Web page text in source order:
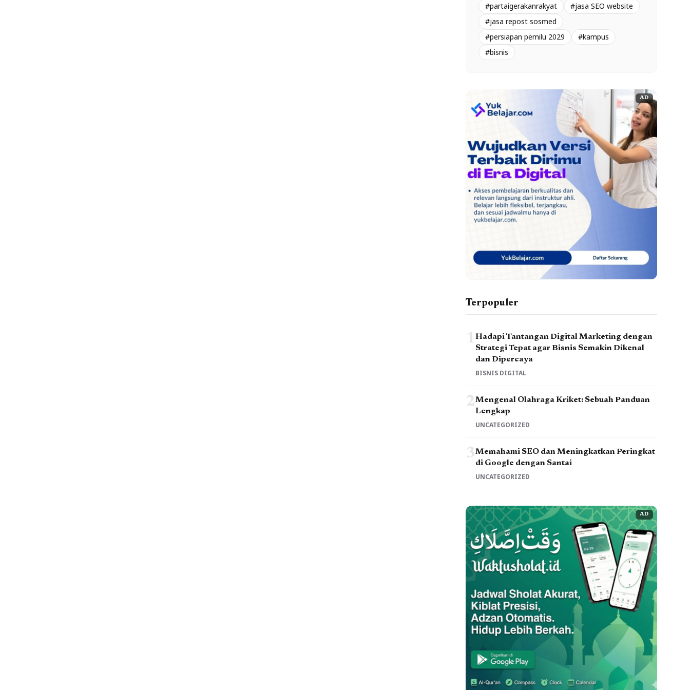
#partaigerakanrakyat
#jasa SEO website
#jasa repost sosmed
#persiapan pemilu 2029
#kampus
#bisnis
AD
Terpopuler
1Hadapi Tantangan Digital Marketing dengan
Strategi Tepat agar Bisnis Semakin Dikenal
dan Dipercaya
BISNIS DIGITAL
2Mengenal Olahraga Kriket: Sebuah Panduan
Lengkap
UNCATEGORIZED
3Memahami SEO dan Meningkatkan Peringkat
di Google dengan Santai
UNCATEGORIZED
AD